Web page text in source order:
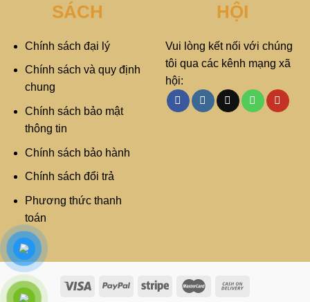
SÁCH
Chính sách đại lý
Chính sách và quy định
chung
Chính sách bảo mật
thông tin
Chính sách bảo hành
Chính sách đổi trả
Phương thức thanh
toán
HỘI
Vui lòng kết nối với chúng
tôi qua các kênh mạng xã
hội: